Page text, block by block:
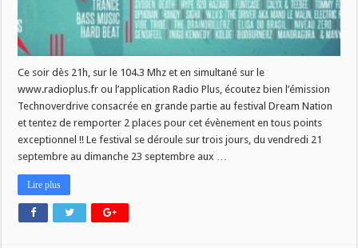
Ce soir dès 21h, sur le 104.3 Mhz et en simultané sur le
www.radioplus.fr ou l’application Radio Plus, écoutez bien l’émission
Technoverdrive consacrée en grande partie au festival Dream Nation
et tentez de remporter 2 places pour cet évènement en tous points
exceptionnel !! Le festival se déroule sur trois jours, du vendredi 21
septembre au dimanche 23 septembre aux …
Lire plus